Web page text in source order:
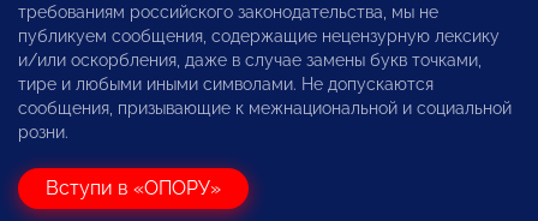
требованиям российского законодательства, мы не
публикуем сообщения, содержащие нецензурную лексику
и/или оскорбления, даже в случае замены букв точками,
тире и любыми иными символами. Не допускаются
сообщения, призывающие к межнациональной и социальной
розни.
Вступи в «ОПОРУ»